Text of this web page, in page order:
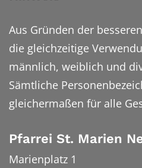
Aus Gründen der
die gleichzeitige
männlich, weiblich und
Sämtliche
gleichermaßen für alle
Pfarrei St. Marien
Marienplatz 1